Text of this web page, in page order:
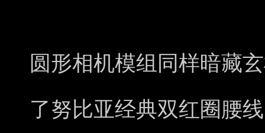
圆形相机模组同样暗藏
了努比亚经典双红圈腰